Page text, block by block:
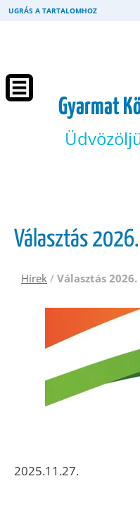
UGRÁS A TARTALOMHOZ
Gyarmat
Választás 2026.
Hírek / Választás 2026.
2025.11.27.